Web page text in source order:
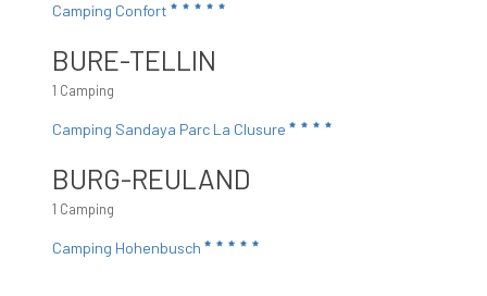
Camping Confort
BURE-TELLIN
1 Camping
Camping Sandaya Parc La Clusure
BURG-REULAND
1 Camping
Camping Hohenbusch